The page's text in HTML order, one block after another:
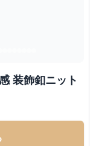
装飾釦ニット